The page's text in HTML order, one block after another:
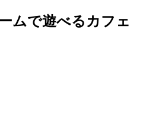
ムで遊べるカフェ